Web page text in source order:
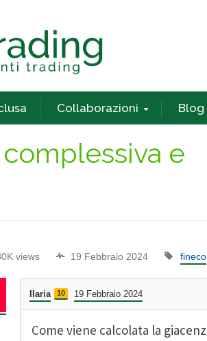
Collaborazioni Blog
e
views 19 Febbraio 2024 fineco
Ilaria 10 19 Febbraio 2024
Come viene calcolata la